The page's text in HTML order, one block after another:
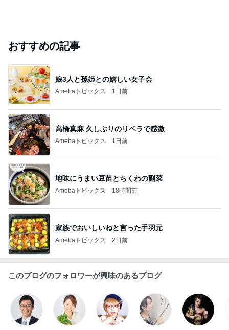
おすすめの記事
娘3人と孫姫との嬉しい女子会
Amebaトピックス 1日前
高橋真麻 久しぶりのリベラで感激
Amebaトピックス 1日前
地味にうまい豆苗とちくわの副菜
Amebaトピックス 18時間前
家族でおいしいねと言った手羽元
Amebaトピックス 2日前
このブログのフォロワーが興味のあるブログ